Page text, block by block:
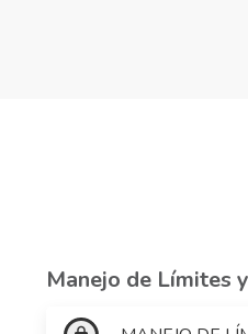
Manejo de Límites